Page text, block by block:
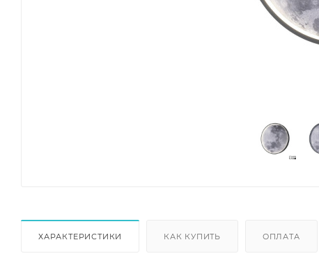
ХАРАКТЕРИСТИКИ КАК КУПИТЬ ОПЛАТА